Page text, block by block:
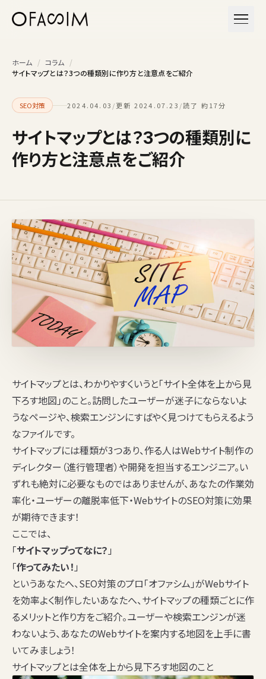
メニ
ホーム / コラム /
サイトマップとは？3つの種類別に作り方と注意点をご紹介
SEO対策 2024.04.03 /更新 2024.07.23 /読了 約17分
サイトマップとは？3つの種類別に
作り方と注意点をご紹介
サイトマップとは、わかりやすくいうと「サイト全体を上から見
下ろす地図」のこと。訪問したユーザーが迷子にならないよ
うなページや、検索エンジンにすばやく見つけてもらえるよう
なファイルです。
サイトマップには種類が3つあり、作る人はWebサイト制作の
ディレクター（進行管理者）や開発を担当するエンジニア。い
ずれも絶対に必要なものではありませんが、あなたの作業効
率化・ユーザーの離脱率低下・WebサイトのSEO対策に効果
が期待できます！
ここでは、
「サイトマップってなに？ 」
「作ってみたい！ 」
というあなたへ、SEO対策のプロ「オファシム」がWebサイト
を効率よく制作したいあなたへ、サイトマップの種類ごとに作
るメリットと作り方をご紹介。ユーザーや検索エンジンが迷
わないよう、あなたのWebサイトを案内する地図を上手に書
いてみましょう！
サイトマップとは全体を上から見下ろす地図のこと